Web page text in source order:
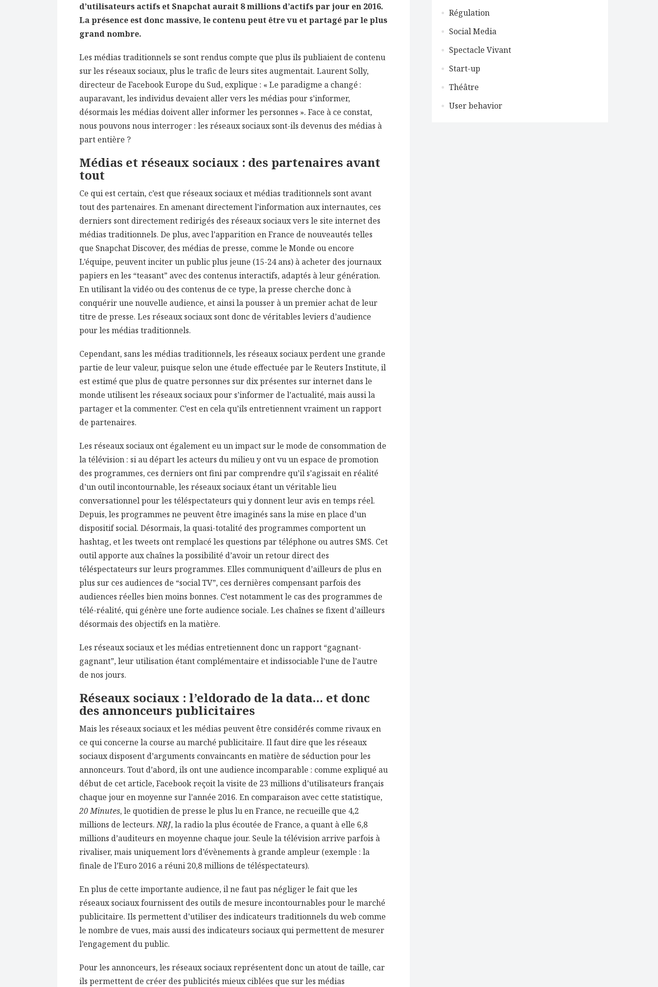
d’utilisateurs actifs et Snapchat aurait 8 millions d’actifs par jour en 2016.
La présence est donc massive, le contenu peut être vu et partagé par le plus
grand nombre.
Les médias traditionnels se sont rendus compte que plus ils publiaient de contenu
sur les réseaux sociaux, plus le trafic de leurs sites augmentait. Laurent Solly,
directeur de Facebook Europe du Sud, explique : « Le paradigme a changé :
auparavant, les individus devaient aller vers les médias pour s’informer,
désormais les médias doivent aller informer les personnes ». Face à ce constat,
nous pouvons nous interroger : les réseaux sociaux sont-ils devenus des médias à
part entière ?
Médias et réseaux sociaux : des partenaires avant
tout
Ce qui est certain, c’est que réseaux sociaux et médias traditionnels sont avant
tout des partenaires. En amenant directement l’information aux internautes, ces
derniers sont directement redirigés des réseaux sociaux vers le site internet des
médias traditionnels. De plus, avec l’apparition en France de nouveautés telles
que Snapchat Discover, des médias de presse, comme le Monde ou encore
L’équipe, peuvent inciter un public plus jeune (15-24 ans) à acheter des journaux
papiers en les “teasant” avec des contenus interactifs, adaptés à leur génération.
En utilisant la vidéo ou des contenus de ce type, la presse cherche donc à
conquérir une nouvelle audience, et ainsi la pousser à un premier achat de leur
titre de presse. Les réseaux sociaux sont donc de véritables leviers d’audience
pour les médias traditionnels.
Cependant, sans les médias traditionnels, les réseaux sociaux perdent une grande
partie de leur valeur, puisque selon une étude effectuée par le Reuters Institute, il
est estimé que plus de quatre personnes sur dix présentes sur internet dans le
monde utilisent les réseaux sociaux pour s’informer de l’actualité, mais aussi la
partager et la commenter. C’est en cela qu’ils entretiennent vraiment un rapport
de partenaires.
Les réseaux sociaux ont également eu un impact sur le mode de consommation de
la télévision : si au départ les acteurs du milieu y ont vu un espace de promotion
des programmes, ces derniers ont fini par comprendre qu’il s’agissait en réalité
d’un outil incontournable, les réseaux sociaux étant un véritable lieu
conversationnel pour les téléspectateurs qui y donnent leur avis en temps réel.
Depuis, les programmes ne peuvent être imaginés sans la mise en place d’un
dispositif social. Désormais, la quasi-totalité des programmes comportent un
hashtag, et les tweets ont remplacé les questions par téléphone ou autres SMS. Cet
outil apporte aux chaînes la possibilité d’avoir un retour direct des
téléspectateurs sur leurs programmes. Elles communiquent d’ailleurs de plus en
plus sur ces audiences de “social TV”, ces dernières compensant parfois des
audiences réelles bien moins bonnes. C’est notamment le cas des programmes de
télé-réalité, qui génère une forte audience sociale. Les chaînes se fixent d’ailleurs
désormais des objectifs en la matière.
Les réseaux sociaux et les médias entretiennent donc un rapport “gagnant-
gagnant”, leur utilisation étant complémentaire et indissociable l’une de l’autre
de nos jours.
Réseaux sociaux : l’eldorado de la data… et donc
des annonceurs publicitaires
Mais les réseaux sociaux et les médias peuvent être considérés comme rivaux en
ce qui concerne la course au marché publicitaire. Il faut dire que les réseaux
sociaux disposent d’arguments convaincants en matière de séduction pour les
annonceurs. Tout d’abord, ils ont une audience incomparable : comme expliqué au
début de cet article, Facebook reçoit la visite de 23 millions d’utilisateurs français
chaque jour en moyenne sur l’année 2016. En comparaison avec cette statistique,
20 Minutes, le quotidien de presse le plus lu en France, ne recueille que 4,2
millions de lecteurs.NRJ, la radio la plus écoutée de France, a quant à elle 6,8
millions d’auditeurs en moyenne chaque jour. Seule la télévision arrive parfois à
rivaliser, mais uniquement lors d’évènements à grande ampleur (exemple : la
finale de l’Euro 2016 a réuni 20,8 millions de téléspectateurs).
En plus de cette importante audience, il ne faut pas négliger le fait que les
réseaux sociaux fournissent des outils de mesure incontournables pour le marché
publicitaire. Ils permettent d’utiliser des indicateurs traditionnels du web comme
le nombre de vues, mais aussi des indicateurs sociaux qui permettent de mesurer
l’engagement du public.
Pour les annonceurs, les réseaux sociaux représentent donc un atout de taille, car
ils permettent de créer des publicités mieux ciblées que sur les médias
Régulation
Social Media
Spectacle Vivant
Start-up
Théâtre
User behavior